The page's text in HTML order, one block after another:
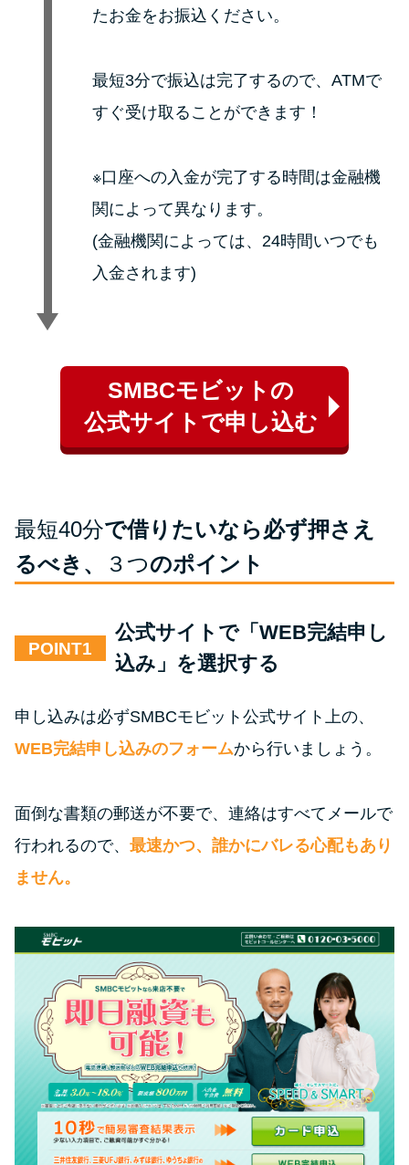
たお金をお振込ください。
最短3分で振込は完了するので、ATMで
すぐ受け取ることができます！
※口座への入金が完了する時間は金融機
関によって異なります。
(金融機関によっては、24時間いつでも
入金されます)
SMBCモビットの
公式サイトで申し込む
最短40分で借りたいなら必ず押さえ
るべき、
３つのポイント
POINT
公式サイトで「WEB完結申し
込み」を選択する
申し込みは必ずSMBCモビット公式サイト上の、
WEB完結申し込みのフォームから行いましょう。
面倒な書類の郵送が不要で、連絡はすべてメールで
行われるので、 最速かつ、誰かにバレる心配もあり
ません。